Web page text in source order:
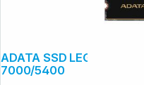
ADATA SSD LEGEND 900 2TB M.2 PCIe Gen.4x4 R/W
7000/5400